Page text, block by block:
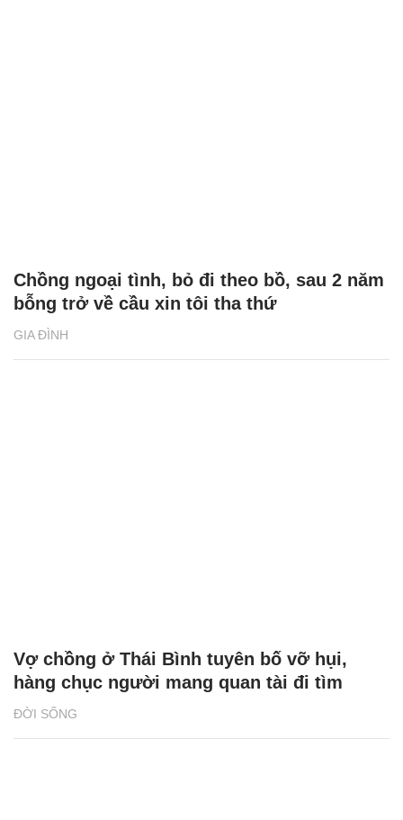
GIA ĐÌNH
Chồng ngoại tình, bỏ đi theo bồ, sau 2 năm
bỗng trở về cầu xin tôi tha thứ
ĐỜI SỐNG
Vợ chồng ở Thái Bình tuyên bố vỡ hụi,
hàng chục người mang quan tài đi tìm